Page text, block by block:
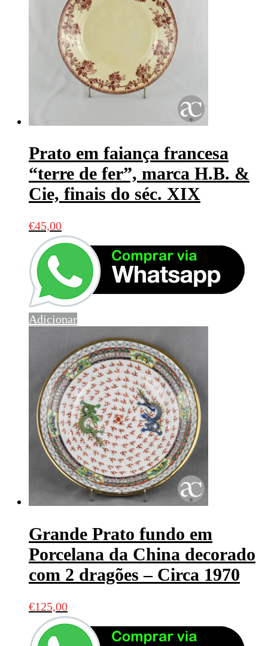
Prato em faiança francesa
“terre de fer”, marca H.B. &
Cie, finais do séc. XIX
€45,00
Adicionar
Grande Prato fundo em
Porcelana da China decorado
com 2 dragões – Circa 1970
€125,00